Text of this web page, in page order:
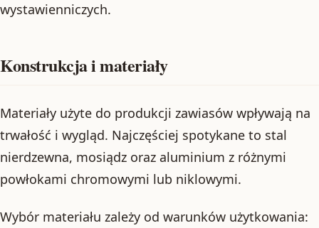
wystawienniczych.
Konstrukcja i materiały
Materiały użyte do produkcji zawiasów wpływają na
trwałość i wygląd. Najczęściej spotykane to stal
nierdzewna, mosiądz oraz aluminium z różnymi
powłokami chromowymi lub niklowymi.
Wybór materiału zależy od warunków użytkowania: